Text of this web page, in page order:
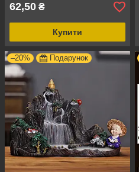
62,50 ₴
Купити
–20% Подарунок